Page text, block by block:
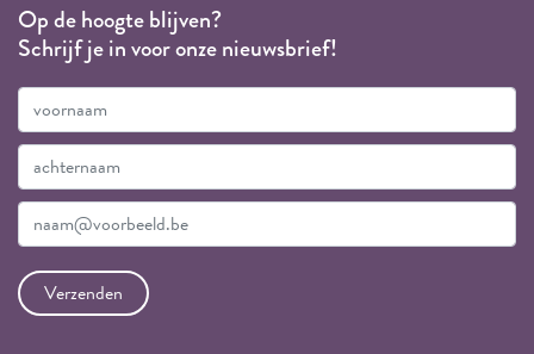
Op de hoogte blijven?
Schrijf je in voor onze nieuwsbrief!